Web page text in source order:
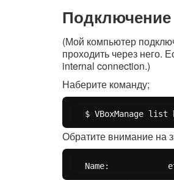
(Мой компьютер
проходить через него.
internal connection.)
Наберите команду;
Обратите внимание на